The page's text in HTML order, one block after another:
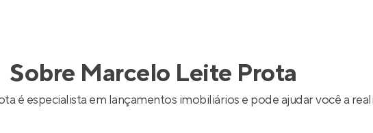
Anunciar imóveis
Sobre Marcelo Leite Prota
é especialista em lançamentos imobiliários e pode ajudar você a